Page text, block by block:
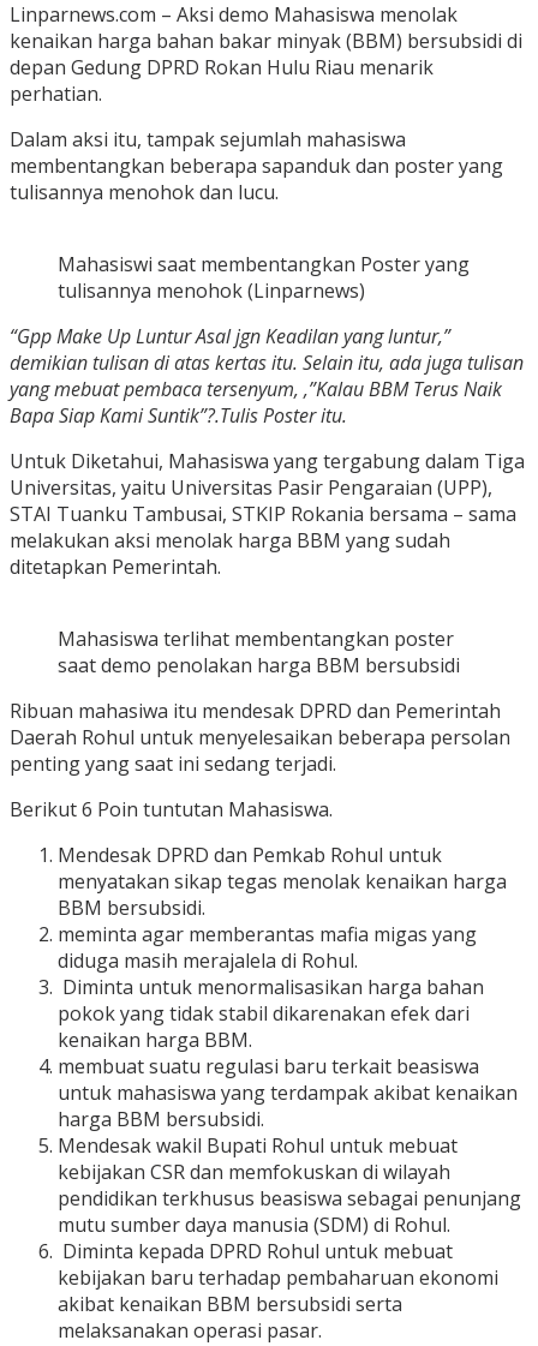
Linparnews.com – Aksi demo Mahasiswa menolak
kenaikan harga bahan bakar minyak (BBM) bersubsidi di
depan Gedung DPRD Rokan Hulu Riau menarik
perhatian.
Dalam aksi itu, tampak sejumlah mahasiswa
membentangkan beberapa sapanduk dan poster yang
tulisannya menohok dan lucu.
Mahasiswi saat membentangkan Poster yang
tulisannya menohok (Linparnews)
“Gpp Make Up Luntur Asal jgn Keadilan yang luntur,”
demikian tulisan di atas kertas itu. Selain itu, ada juga tulisan
yang mebuat pembaca tersenyum, ,”Kalau BBM Terus Naik
Bapa Siap Kami Suntik”?.Tulis Poster itu.
Untuk Diketahui, Mahasiswa yang tergabung dalam Tiga
Universitas, yaitu Universitas Pasir Pengaraian (UPP),
STAI Tuanku Tambusai, STKIP Rokania bersama – sama
melakukan aksi menolak harga BBM yang sudah
ditetapkan Pemerintah.
Mahasiswa terlihat membentangkan poster
saat demo penolakan harga BBM bersubsidi
Ribuan mahasiwa itu mendesak DPRD dan Pemerintah
Daerah Rohul untuk menyelesaikan beberapa persolan
penting yang saat ini sedang terjadi.
Berikut 6 Poin tuntutan Mahasiswa.
Mendesak DPRD dan Pemkab Rohul untuk
menyatakan sikap tegas menolak kenaikan harga
BBM bersubsidi.
meminta agar memberantas mafia migas yang
diduga masih merajalela di Rohul.
Diminta untuk menormalisasikan harga bahan
pokok yang tidak stabil dikarenakan efek dari
kenaikan harga BBM.
membuat suatu regulasi baru terkait beasiswa
untuk mahasiswa yang terdampak akibat kenaikan
harga BBM bersubsidi.
Mendesak wakil Bupati Rohul untuk mebuat
kebijakan CSR dan memfokuskan di wilayah
pendidikan terkhusus beasiswa sebagai penunjang
mutu sumber daya manusia (SDM) di Rohul.
Diminta kepada DPRD Rohul untuk mebuat
kebijakan baru terhadap pembaharuan ekonomi
akibat kenaikan BBM bersubsidi serta
melaksanakan operasi pasar.